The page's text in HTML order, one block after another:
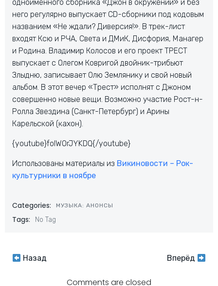
одноимённого сборника «Джон в окружении» и без
него регулярно выпускает CD-сборники под кодовым
названием «Не ждали? Диверсия!». В трек-лист
входят Ксю и РЧА, Света и ДМиК, Дисфория, Манагер
и Родина. Владимир Колосов и его проект ТРЕСТ
выпускает с Олегом Ковригой двойник-трибьют
Злыдню, записывает Олю Землянику и свой новый
альбом. В этот вечер «Трест» исполнят с Джоном
совершенно новые вещи. Возможно участие Рост-н-
Ролла Звездина (Санкт-Петербург) и Арины
Карельской (кахон).
{youtube}folWOrJYKDQ{/youtube}
Использованы материалы из Викиновости – Рок-
культурники в ноябре
Categories: МУЗЫКА: АНОНСЫ
Tags: No Tag
Навигация
Назад
Навигация
Вперёд
Comments are closed